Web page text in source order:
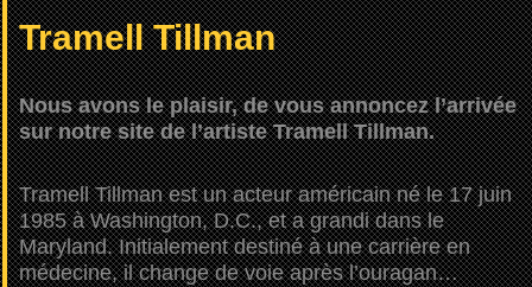
Tramell Tillman
Nous avons le plaisir, de vous annoncez l’arrivée
sur notre site de l’artiste Tramell Tillman.
Tramell Tillman est un acteur américain né le 17 juin
1985 à Washington, D.C., et a grandi dans le
Maryland. Initialement destiné à une carrière en
médecine, il change de voie après l’ouragan…